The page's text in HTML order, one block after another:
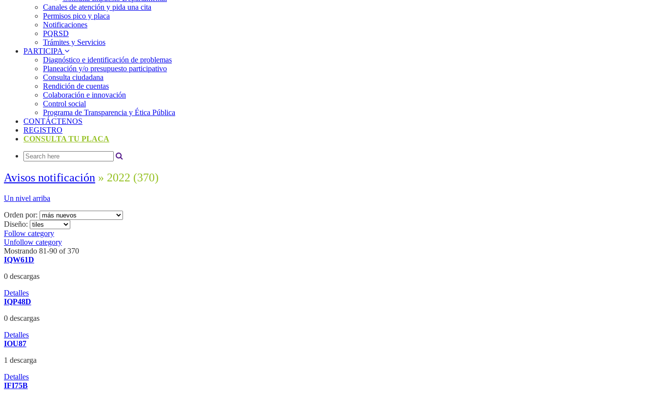
Canales de atención y pida una cita
Permisos pico y placa
Notificaciones
PQRSD
Trámites y Servicios
PARTICIPA
Diagnóstico e identificación de problemas
Planeación y/o presupuesto participativo​
Consulta ciudadana
Rendición de cuentas
Colaboración e innovación
Control social
Programa de Transparencia y Ética Pública
CONTÁCTENOS
REGISTRO
CONSULTA TU PLACA
Avisos notificación » 2022 (370)
Un nivel arriba
Orden por:
Diseño:
Follow category
Unfollow category
Mostrando 81-90 of 370
IQW61D
0 descargas
Detalles
IQP48D
0 descargas
Detalles
IOU87
1 descarga
Detalles
IFI75B